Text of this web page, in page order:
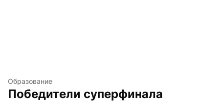
Образование
Победители суперфинала